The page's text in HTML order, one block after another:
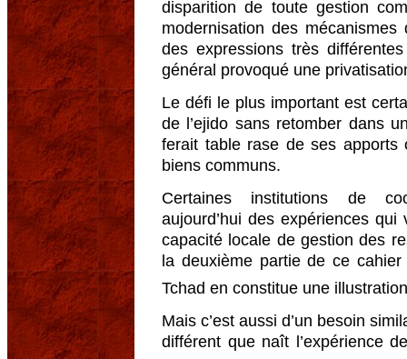
disparition de toute gestion
modernisation des
des expressions très
général provoqué une
Le défi le plus important est
de l’ejido sans retomber dans
ferait table rase de ses apports
biens communs.
Certaines institutions de
aujourd’hui des expériences
capacité locale de gestion des
la deuxième partie de ce
Tchad en constitue une
Mais c’est aussi d’un besoin
différent que naît l’expérience